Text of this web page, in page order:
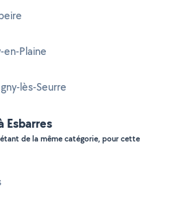
en-Plaine
lès-Seurre
Esbarres
de la même catégorie, pour cette